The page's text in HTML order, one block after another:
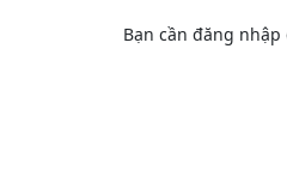
Bạn cần đăng